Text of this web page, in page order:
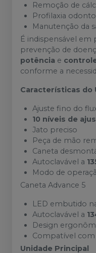
Remoção de
Profilaxia
Manutenção da
É indispensável em
prevenção de
potência e
conforme a
Características do
Ajuste fino do
10 níveis de
Jato preciso
Peça de mão
Caneta
Autoclavável a
Modo de
Caneta Advance 5
LED embutido
Autoclavável a
Design
Compatível com
Unidade Principal